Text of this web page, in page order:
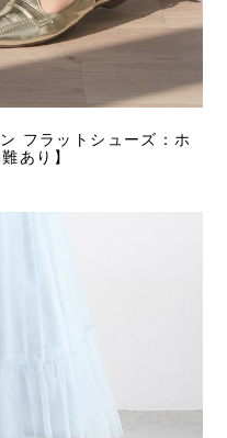
フラットシューズ：ホ
あり】